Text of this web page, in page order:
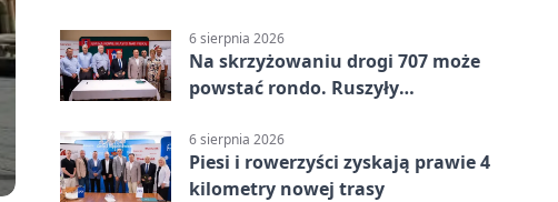
6 sierpnia 2026
Na skrzyżowaniu drogi 707 może
powstać rondo. Ruszyły
6 sierpnia 2026
Piesi i rowerzyści zyskają prawie 4
kilometry nowej trasy